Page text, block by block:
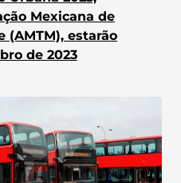
Mexicana de
(AMTM), estarão
de 2023